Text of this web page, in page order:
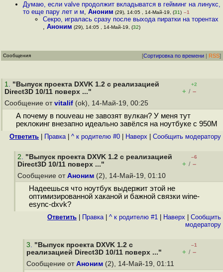
Думаю, если valve продолжит вкладыватся в гейминг на линукс,
то еще пару лет и м, Аноним (29), 14:05 , 14-Май-19, (31) –1
Секро, игралась сразу после выхода пиратки на торентах
, Аноним (29), 14:05 , 14-Май-19, (32)
Сообщения [Сортировка по времени | RSS]
1. "Выпуск проекта DXVK 1.2 с реализацией
Direct3D 10/11 поверх ..."
+2
+ / –
Сообщение от vitalif (ok), 14-Май-19, 00:25
А почему в nouveau не завозят вулкан? У меня тут
реклокинг внезапно идеально завёлся на ноутбуке с 950M
Ответить Правка| ^ к родителю #0 Наверх Cообщить модератору
2. "Выпуск проекта DXVK 1.2 с реализацией
Direct3D 10/11 поверх ..."
–6
+ / –
Сообщение от Аноним (2), 14-Май-19, 01:10
Надеешься что ноутбук выдержит этой не
оптимизированной хаканой и бажной связки wine-
esync-dxvk?
Ответить Правка| ^ к родителю #1 Наверх
Cообщить
модератору
3. "Выпуск проекта DXVK 1.2 с
реализацией Direct3D 10/11 поверх ..."
–1
+ / –
Сообщение от Аноним (2), 14-Май-19, 01:11